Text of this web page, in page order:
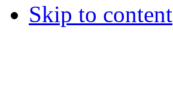
Skip to content